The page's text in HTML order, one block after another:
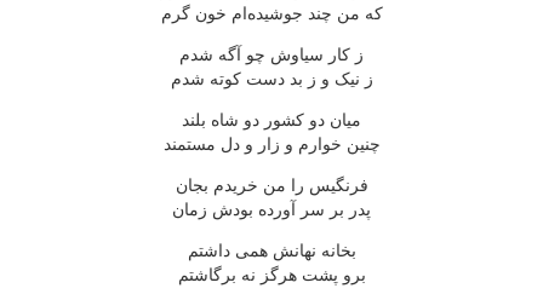
که من چند جوشیده‌ام خون گرم
ز کار سیاوش چو آگه شدم
ز نیک و ز بد دست کوته شدم
میان دو کشور دو شاه بلند
چنین خوارم و زار و دل مستمند
فرنگیس را من خریدم بجان
پدر بر سر آورده بودش زمان
بخانه نهانش همی داشتم
برو پشت هرگز نه برگاشتم